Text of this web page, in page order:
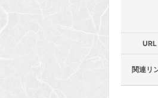
URL
関連リ